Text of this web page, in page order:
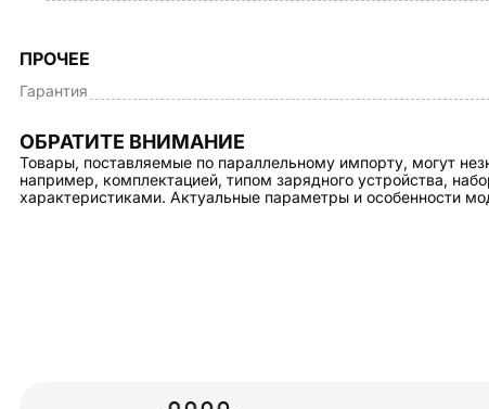
ПРОЧЕЕ
Гарантия
ОБРАТИТЕ ВНИМАНИЕ
Товары, поставляемые по параллельному импорту, могут
например, комплектацией, типом зарядного устройства,
характеристиками. Актуальные параметры и особенности